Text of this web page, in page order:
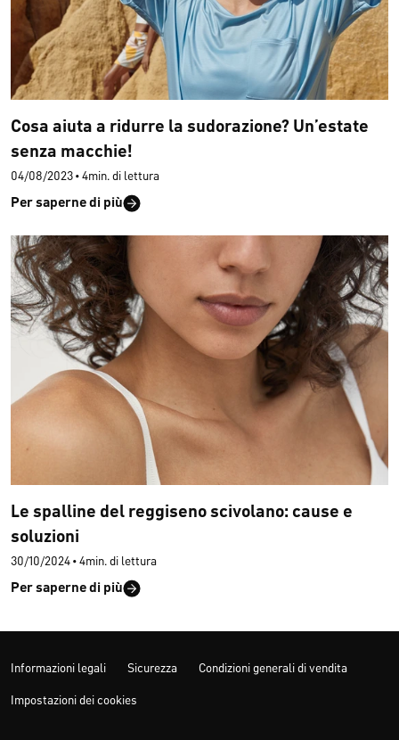
Cosa aiuta a ridurre la sudorazione? Un’estate
senza macchie!
04/08/2023 • 4min. di lettura
Per saperne di più
Le spalline del reggiseno scivolano: cause e
soluzioni
30/10/2024 • 4min. di lettura
Per saperne di più
Informazioni legali Sicurezza Condizioni generali di vendita
Impostazioni dei cookies